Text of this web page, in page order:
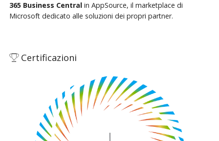
365 Business Centralin AppSource, il marketplace di
Microsoft dedicato alle soluzioni dei propri partner.
Certificazioni